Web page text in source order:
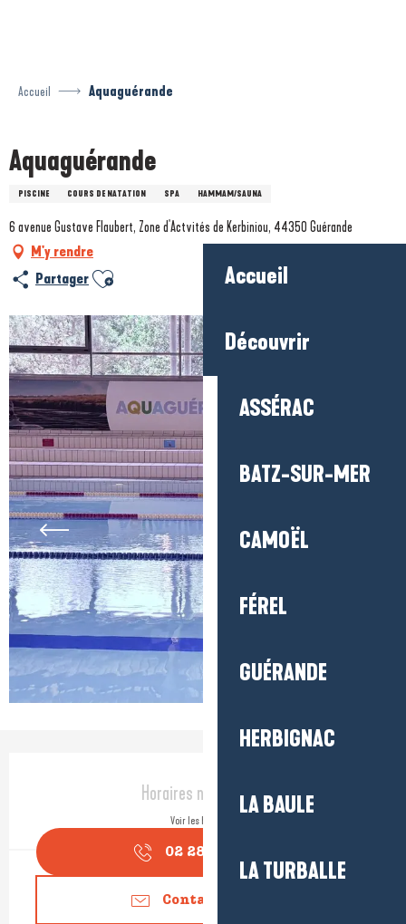
Accueil
Découvrir
ASSÉRAC
BATZ-SUR-MER
CAMOËL
FÉREL
GUÉRANDE
HERBIGNAC
LA BAULE
LA TURBALLE
Accueil Aquaguérande
Aquaguérande
PISCINE COURS DE NATATION SPA HAMMAM/SAUNA
6 avenue Gustave Flaubert, Zone d'Actvités de Kerbiniou, 44350 Guérande
M'y rendre
Partager Ajouter aux favoris
Ouverture et coordonnées
Horaires non définis
Voir les horaires
02 28 54 08
Contactez-nous